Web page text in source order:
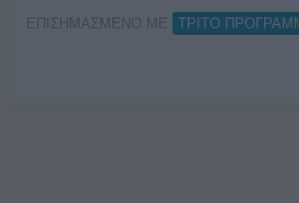
ΕΠΙΣΗΜΑΣΜΕΝΟ ΜΕ: ΤΡΙΤΟ